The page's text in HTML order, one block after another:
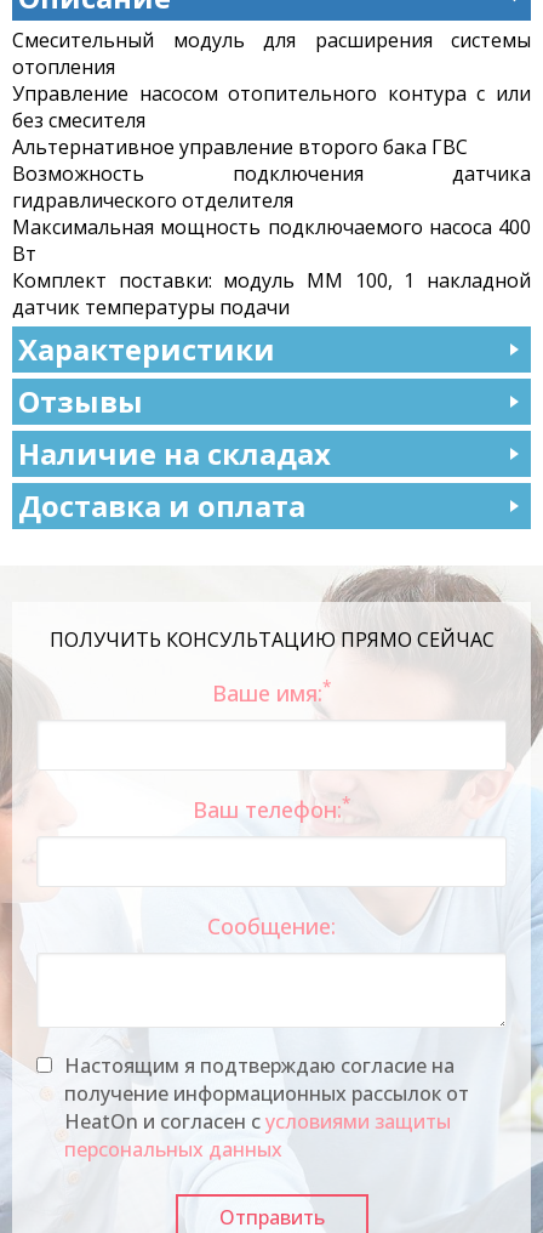
Смесительный модуль для расширения системы
отопления
Управление насосом отопительного контура с или
без смесителя
Альтернативное управление второго бака ГВС
Возможность подключения датчика
гидравлического отделителя
Максимальная мощность подключаемого насоса 400
Вт
Комплект поставки: модуль ММ 100, 1 накладной
датчик температуры подачи
Характеристики
Отзывы
Наличие на складах
Доставка и оплата
ПОЛУЧИТЬ КОНСУЛЬТАЦИЮ ПРЯМО СЕЙЧАС
Ваше имя:*
Ваш телефон:*
Сообщение:
Настоящим я подтверждаю согласие на
получение информационных рассылок от
HeatOn и согласен сусловиями защиты
персональных данных